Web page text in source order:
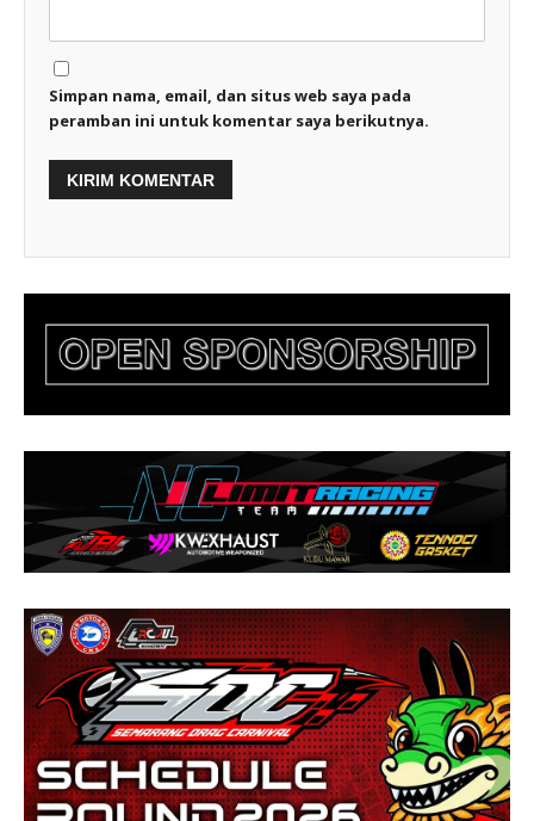
Simpan nama, email, dan situs web saya pada
peramban ini untuk komentar saya berikutnya.